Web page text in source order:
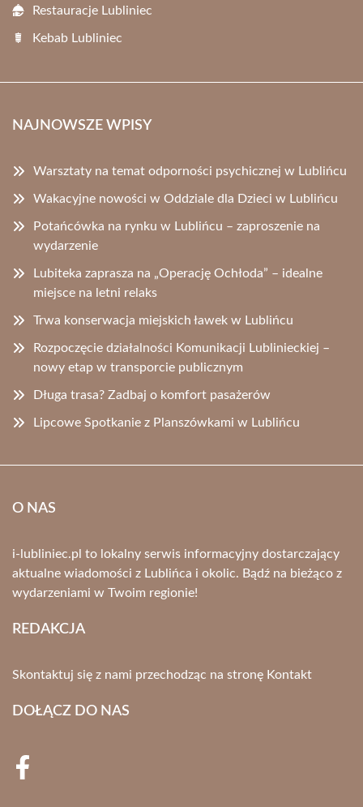
Restauracje Lubliniec
Kebab Lubliniec
NAJNOWSZE WPISY
Warsztaty na temat odporności psychicznej w Lublińcu
Wakacyjne nowości w Oddziale dla Dzieci w Lublińcu
Potańcówka na rynku w Lublińcu – zaproszenie na
wydarzenie
Lubiteka zaprasza na „Operację Ochłoda” – idealne
miejsce na letni relaks
Trwa konserwacja miejskich ławek w Lublińcu
Rozpoczęcie działalności Komunikacji Lublinieckiej –
nowy etap w transporcie publicznym
Długa trasa? Zadbaj o komfort pasażerów
Lipcowe Spotkanie z Planszówkami w Lublińcu
O NAS
i-lubliniec.pl to lokalny serwis informacyjny dostarczający
aktualne wiadomości z Lublińca i okolic. Bądź na bieżąco z
wydarzeniami w Twoim regionie!
REDAKCJA
Skontaktuj się z nami przechodząc na stronę Kontakt
DOŁĄCZ DO NAS